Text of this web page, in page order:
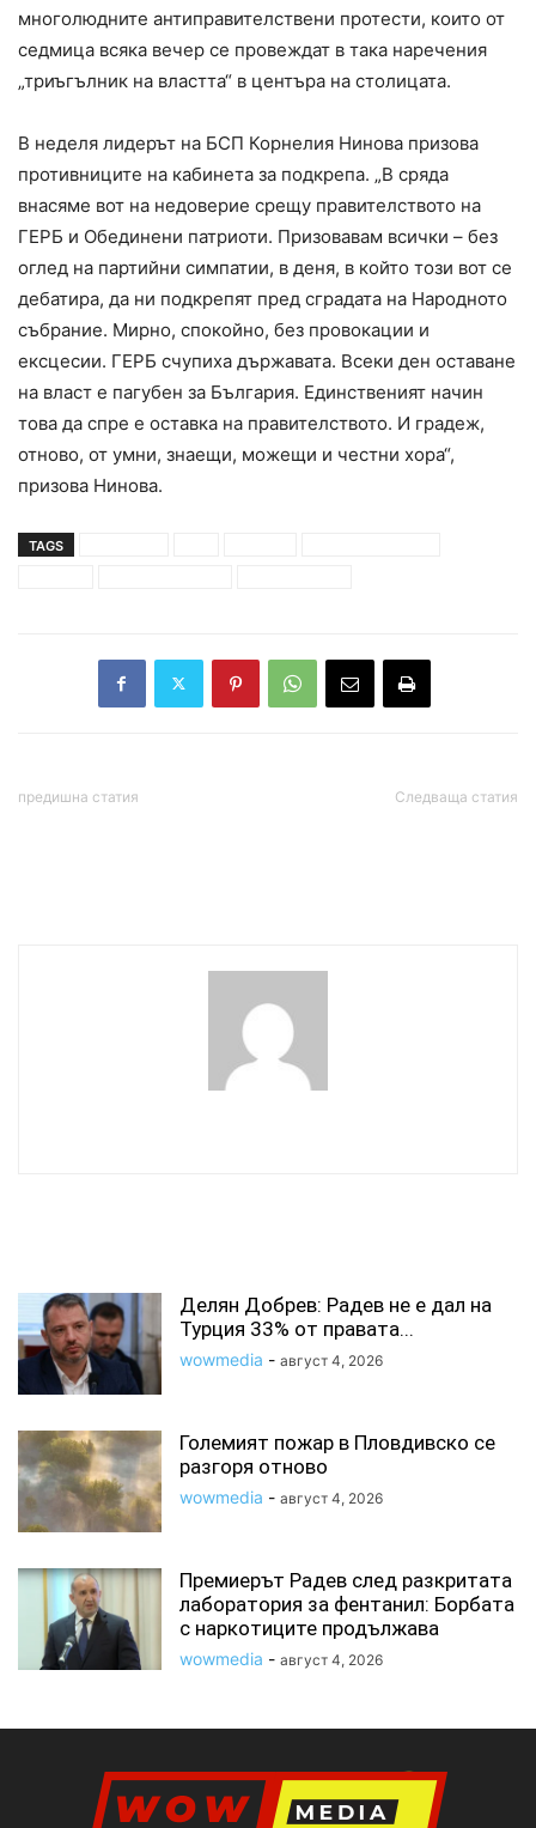
многолюдните антиправителствени протести, които от
седмица всяка вечер се провеждат в така наречения
„триъгълник на властта“ в центъра на столицата.
В неделя лидерът на БСП Корнелия Нинова призова
противниците на кабинета за подкрепа. „В сряда
внасяме вот на недоверие срещу правителството на
ГЕРБ и Обединени патриоти. Призовавам всички – без
оглед на партийни симпатии, в деня, в който този вот се
дебатира, да ни подкрепят пред сградата на Народното
събрание. Мирно, спокойно, без провокации и
ексцесии. ГЕРБ счупиха държавата. Всеки ден оставане
на власт е пагубен за България. Единственият начин
това да спре е оставка на правителството. И градеж,
отново, от умни, знаещи, можещи и честни хора“,
призова Нинова.
TAGS
предишна статия Следваща статия
Делян Добрев: Радев не е дал на
Турция 33% от правата...
wowmedia - август 4, 2026
Големият пожар в Пловдивско се
разгоря отново
wowmedia - август 4, 2026
Премиерът Радев след разкритата
лаборатория за фентанил: Борбата
с наркотиците продължава
wowmedia - август 4, 2026